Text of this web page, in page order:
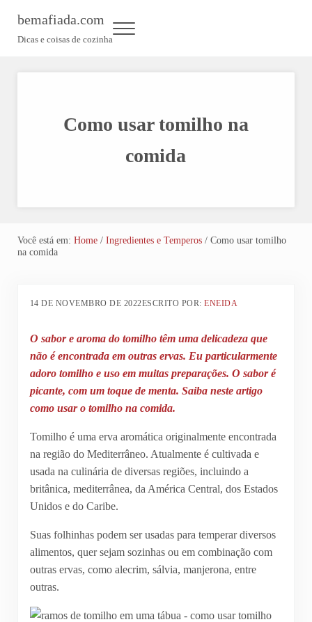
bemafiada.com
Dicas e coisas de cozinha
Menu
Como usar tomilho na
comida
Você está em: Home / Ingredientes e Temperos /Como usar tomilho
na comida
14 DE NOVEMBRO DE 2022ESCRITO POR:ENEIDA
O sabor e aroma do tomilho têm uma delicadeza que
não é encontrada em outras ervas. Eu particularmente
adoro tomilho e uso em muitas preparações. O sabor é
picante, com um toque de menta. Saiba neste artigo
como usar o tomilho na comida.
Tomilho é uma erva aromática originalmente encontrada
na região do Mediterrâneo. Atualmente é cultivada e
usada na culinária de diversas regiões, incluindo a
britânica, mediterrânea, da América Central, dos Estados
Unidos e do Caribe.
Suas folhinhas podem ser usadas para temperar diversos
alimentos, quer sejam sozinhas ou em combinação com
outras ervas, como alecrim, sálvia, manjerona, entre
outras.